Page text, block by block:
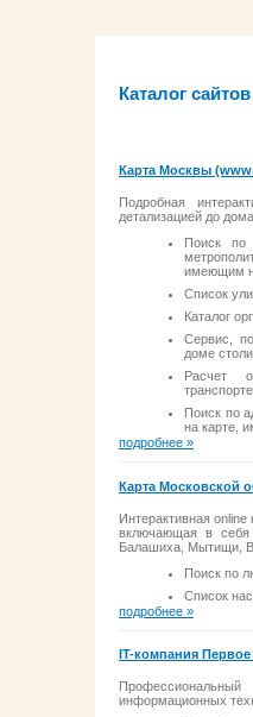
Каталог
Карта Москвы
Подробная
детализацией до
Поиск по
имеющим
Список
Каталог
Сервис,
доме
Расчет
Поиск по
на карте,
подробнее »
Карта Московской
Интерактивная
включающая в
Балашиха, Мытищи,
Поиск по
Список
подробнее »
IT-компания
информационных